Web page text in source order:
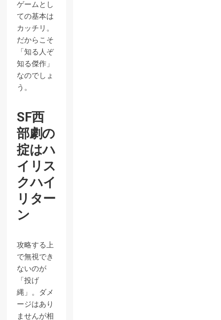
ゲームとし
ての基本は
カッチリ。
だからこそ
「知る人ぞ
知る傑作」
なのでしょ
う。
SF西
部劇の
掟はハ
イリス
クハイ
リター
ン
攻略する上
で無視でき
ないのが
「投げ
縄」。ダメ
ージはあり
ませんが相